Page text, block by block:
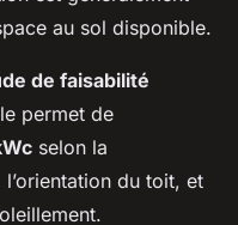
au sol disponible.
de faisabilité
permet de
selon la
du toit, et